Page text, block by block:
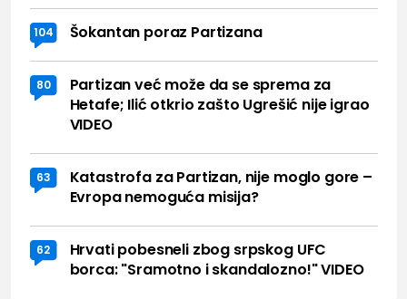
104 Šokantan poraz Partizana
80
Partizan već može da se sprema za
Hetafe; Ilić otkrio zašto Ugrešić nije igrao
VIDEO
63
Katastrofa za Partizan, nije moglo gore –
Evropa nemoguća misija?
62
Hrvati pobesneli zbog srpskog UFC
borca: "Sramotno i skandalozno!" VIDEO